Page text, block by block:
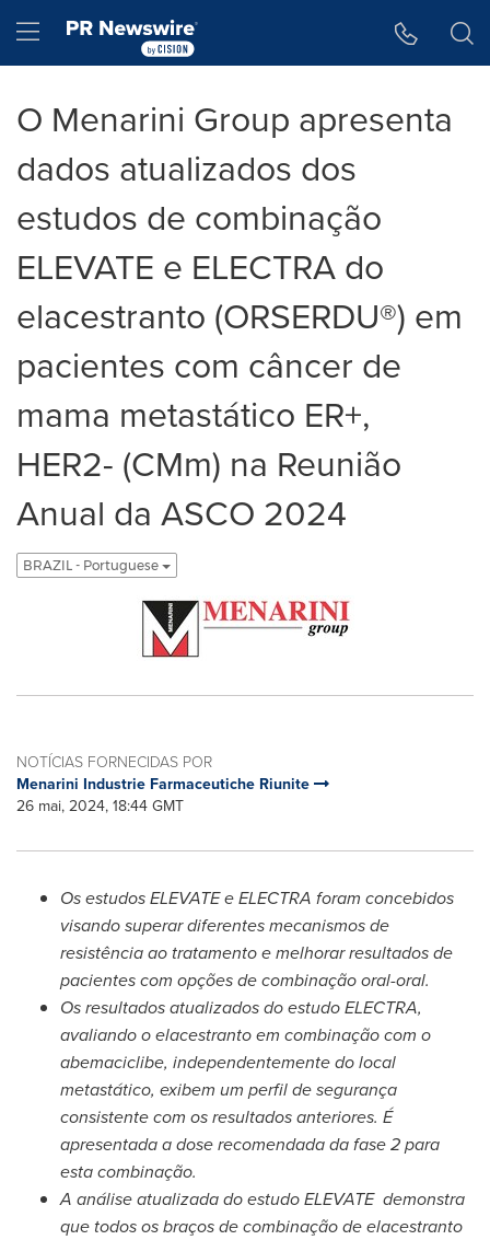
Hamburger menu
O Menarini Group apresenta
dados atualizados dos
estudos de combinação
ELEVATE e ELECTRA do
elacestranto (ORSERDU®) em
pacientes com câncer de
mama metastático ER+,
HER2- (CMm) na Reunião
Anual da ASCO 2024
BRAZIL - Portuguese
NOTÍCIAS FORNECIDAS POR
Menarini Industrie Farmaceutiche Riunite
26 mai, 2024, 18:44 GMT
Os estudos ELEVATE eELECTRA foram concebidos
visando superar diferentes mecanismos de
resistência ao tratamento e melhorar resultados de
pacientes com opções de combinação oral-oral.
Os resultados atualizados do estudoELECTRA,
avaliando o elacestranto em combinação com o
abemaciclibe, independentemente do local
metastático, exibem um perfil de segurança
consistente com os resultados anteriores. É
apresentada a dose recomendada da fase 2 para
esta combinação.
A análise atualizada do estudo ELEVATE demonstra
que todos os braços de combinação de elacestranto